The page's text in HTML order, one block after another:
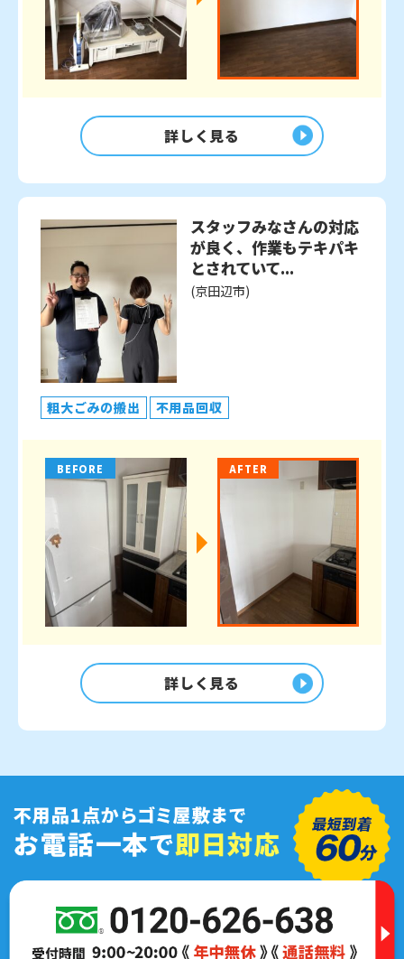
詳しく見る
スタッフみなさんの対応
が良く、作業もテキパキ
とされていて...
(京田辺市)
粗大ごみの搬出 不用品回収
BEFORE AFTER
詳しく見る